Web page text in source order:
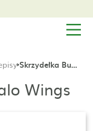
Skrzydełka Buffalo Wings
Wings